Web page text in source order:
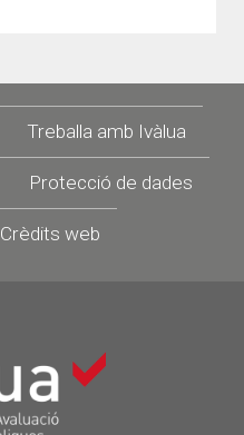
Treballa amb Ivàlua
Protecció de dades
Crèdits web